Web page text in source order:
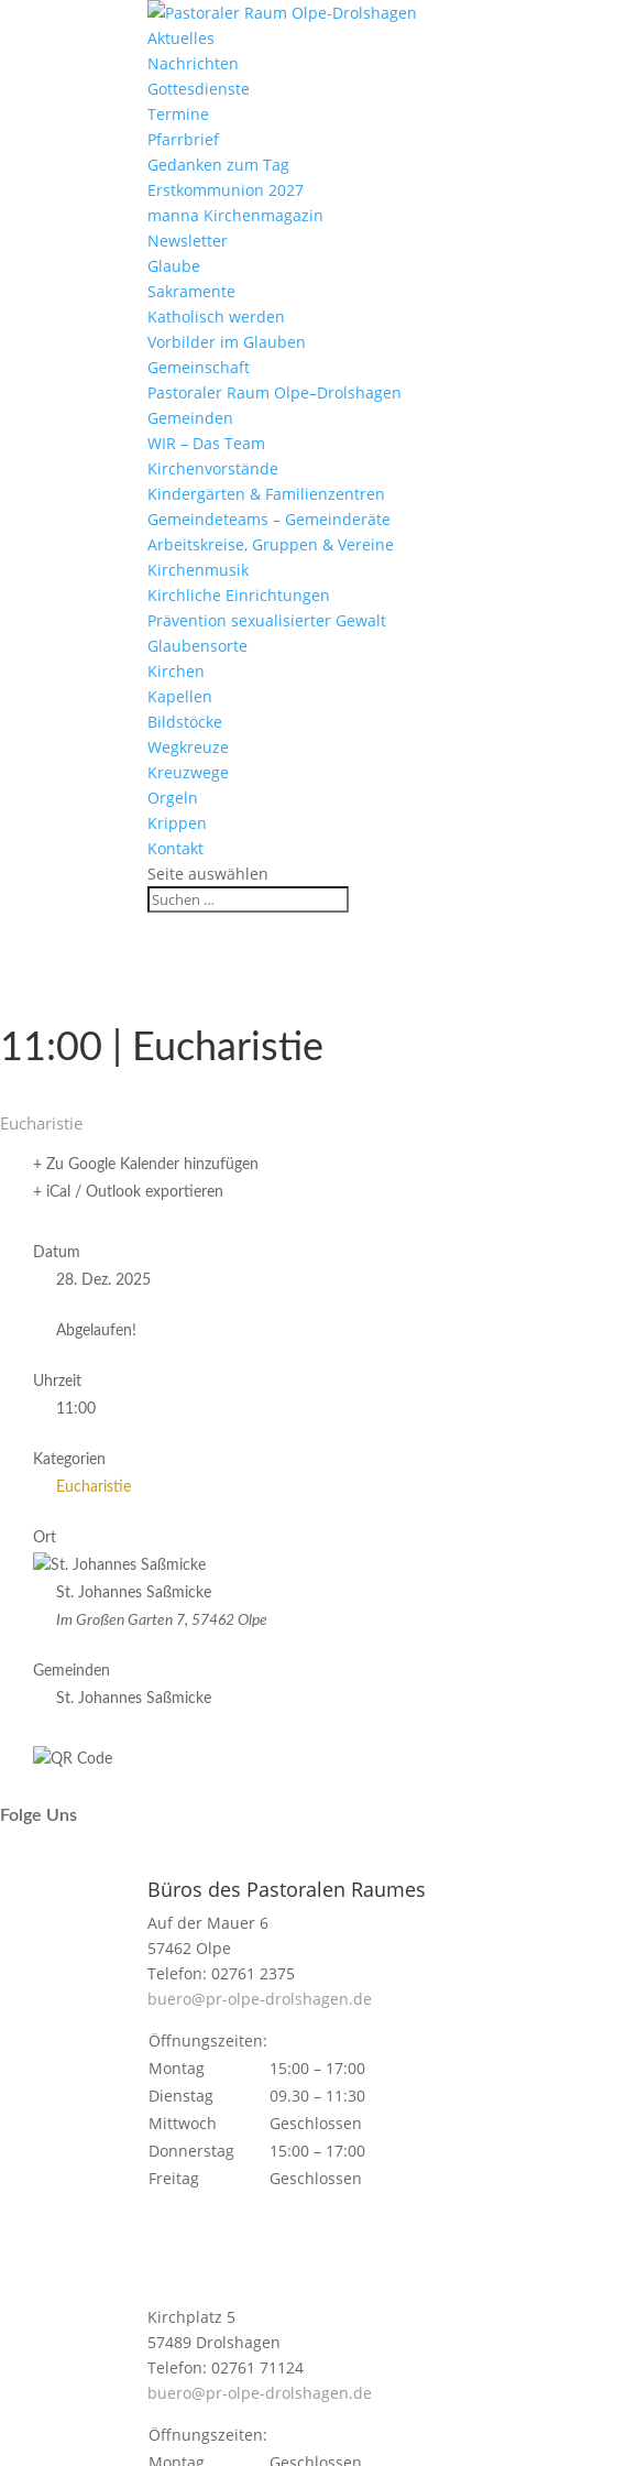
Aktu­elles
Nach­richten
Gottes­dienste
Termine
Pfarr­brief
Gedanken zum Tag
Erst­kom­mu­nion 2027
manna Kirchen­ma­gazin
News­letter
Glaube
Sakra­mente
Katho­lisch werden
Vorbilder im Glauben
Gemein­schaft
Pasto­raler Raum Olpe–Drolshagen
Gemeinden
WIR – Das Team
Kirchen­vor­stände
Kinder­gärten & Familienzentren
Gemein­de­teams – Gemeinderäte
Arbeits­kreise, Gruppen & Vereine
Kirchen­musik
Kirch­liche Einrichtungen
Präven­tion sexua­li­sierter Gewalt
Glau­ben­s­orte
Kirchen
Kapellen
Bild­stöcke
Wegkreuze
Kreuz­wege
Orgeln
Krippen
Kontakt
Seite auswählen
11:00 | Eucharistie
Eucha­ristie
+ Zu Google Kalender hinzufügen
+ iCal / Outlook exportieren
Datum
28. Dez. 2025
Abgelaufen!
Uhrzeit
11:00
Kategorien
Eucharistie
Ort
St. Johannes Saßmicke
Im Großen Garten 7, 57462 Olpe
Gemeinden
St. Johannes Saßmicke
Folge Uns
Büros des Pastoralen Raumes
Auf der Mauer 6
57462 Olpe
Telefon: 02761 2375
buero@pr-olpe-drolshagen.de
Öffnungszeiten:
Montag
15:00 – 17:00
Dienstag
09.30 – 11:30
Mittwoch
Geschlossen
Donnerstag
15:00 – 17:00
Freitag
Geschlossen
Kirchplatz 5
57489 Drolshagen
Telefon: 02761 71124
buero@pr-olpe-drolshagen.de
Öffnungszeiten: